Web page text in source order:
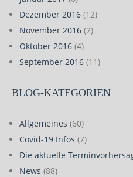
Dezember 2016 (12)
November 2016 (2)
Oktober 2016 (4)
September 2016 (11)
BLOG-KATEGORIEN
Allgemeines (60)
Covid-19 Infos (7)
Die aktuelle
News (88)